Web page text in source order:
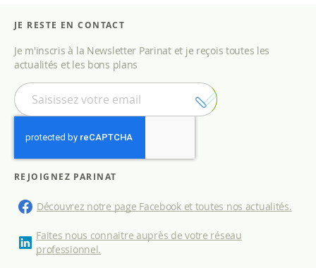
JE RESTE EN CONTACT
Je m'inscris à la Newsletter Parinat et je reçois toutes les
actualités et les bons plans
I
n
s
i
p
REJOIGNEZ PARINAT
Découvrez notre page Facebook et toutes nos actualités.
Faites nous connaitre auprès de votre réseau
professionnel.